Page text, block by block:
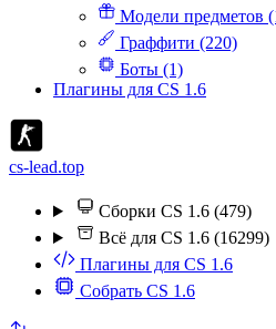
Модели предметов
Граффити (220)
Боты (1)
Плагины для CS 1.6
cs-lead.top
Сборки CS 1.6 (479)
Всё для CS 1.6 (16299)
Плагины для CS 1.6
Собрать CS 1.6